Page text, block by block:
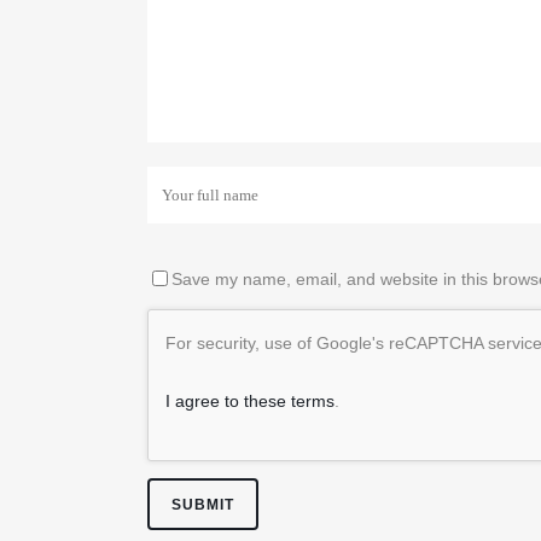
Save my name, email, and website in this
For security, use of Google's reCAPTCHA
I agree to these terms.